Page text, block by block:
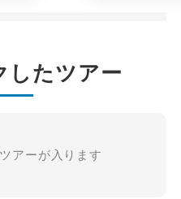
したツアー
アーが入ります